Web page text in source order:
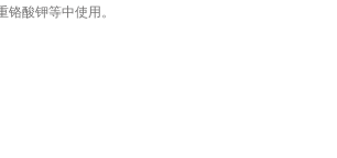
酸钾等中使用。